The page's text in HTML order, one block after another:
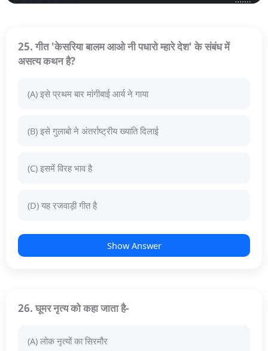
25. गीत 'केसरिया बालम आओ नी पधारो म्हारे देश' के संबंध में
असत्य कथन है?
(A) इसे प्रथम बार मांगीबाई आर्य ने गाया
(B) इसे गुलाबो ने अंतर्राष्ट्रीय ख्याति दिलाई
(C) इसमें विरह भाव है
(D) यह रजवाड़ी गीत है
Show Answer
26. घूमर नृत्य को कहा जाता है-
(A) लोक नृत्यों का सिरमौर